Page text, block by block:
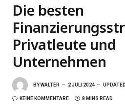
Die besten
Privatleute und
Unternehmen
BYWALTER 2 JULI 2024
KEINE KOMMENTARE 8 MINS READ